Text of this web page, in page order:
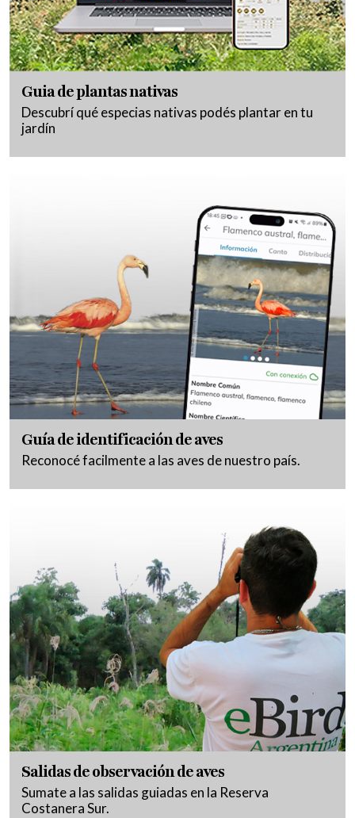
Guia de plantas nativas
Descubrí qué especias nativas podés plantar en tu
jardín
Guía de identificación de aves
Reconocé facilmente a las aves de nuestro país.
Salidas de observación de aves
Sumate a las salidas guiadas en la Reserva
Costanera Sur.